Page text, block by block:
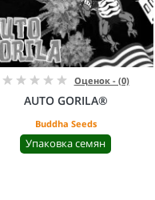
Оценок - (0)
AUTO GORILA®
Buddha Seeds
Упаковка семян